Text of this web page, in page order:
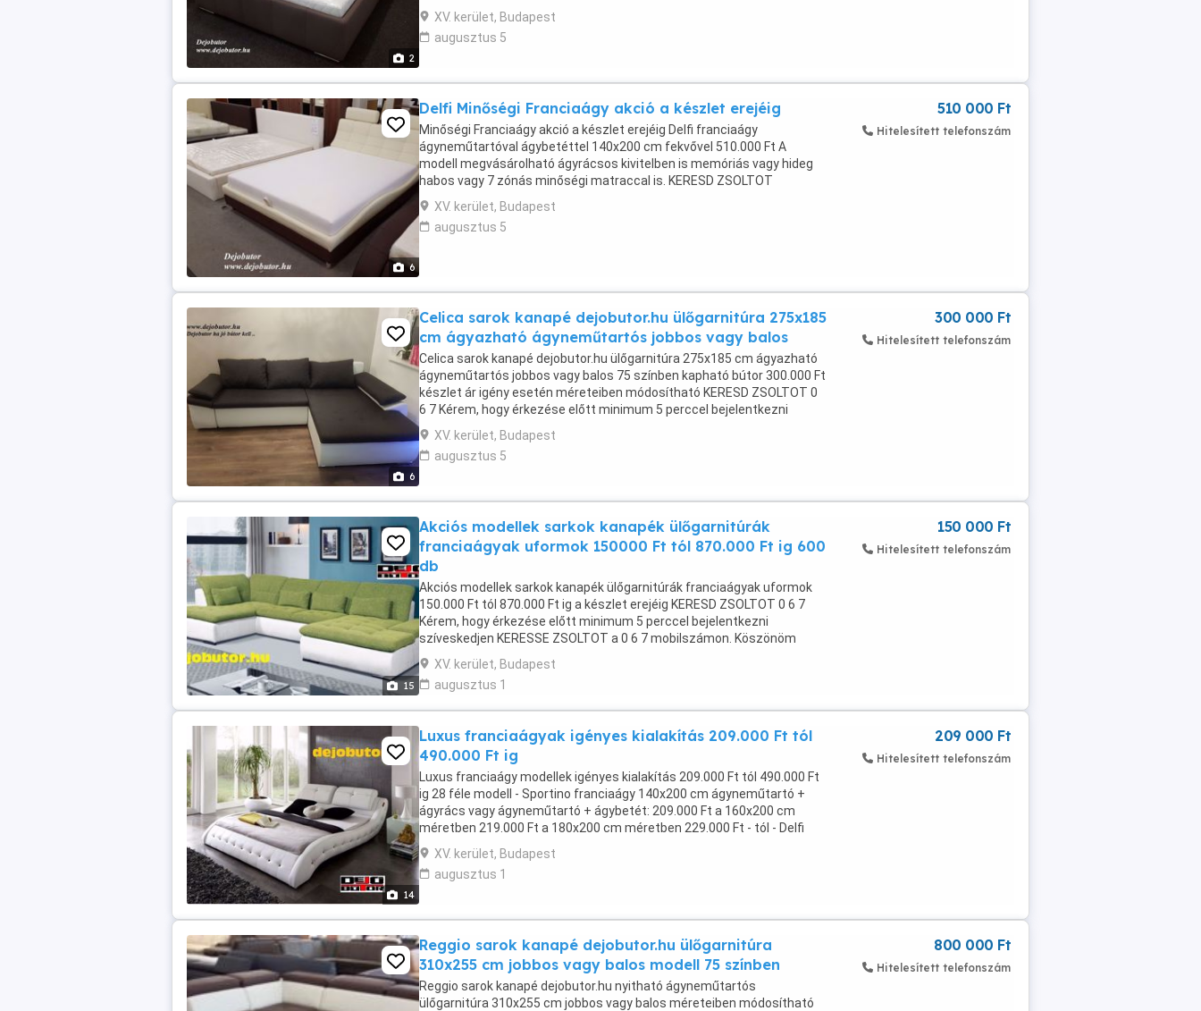
2
előtt minimum 5 perccel bejelentkezni szíveskedjen ...
XV. kerület, Budapest
augusztus 5
6
Delfi Minőségi Franciaágy akció a készlet erejéig
Minőségi Franciaágy akció a készlet erejéig Delfi franciaágy
ágyneműtartóval ágybetéttel 140x200 cm fekvővel 510.000 Ft A
modell megvásárolható ágyrácsos kivitelben is memóriás vagy hideg
habos vagy 7 zónás minőségi matraccal is. KERESD ZSOLTOT
06703630447 Kérem, hogy érkezése előtt minimum ...
XV. kerület, Budapest
augusztus 5
510 000 Ft
Hitelesített telefonszám
6
Celica sarok kanapé dejobutor.hu ülőgarnitúra 275x185
cm ágyazható ágyneműtartós jobbos vagy balos
Celica sarok kanapé dejobutor.hu ülőgarnitúra 275x185 cm ágyazható
ágyneműtartós jobbos vagy balos 75 színben kapható bútor 300.000 Ft
készlet ár igény esetén méreteiben módosítható KERESD ZSOLTOT 0
6 7 Kérem, hogy érkezése előtt minimum 5 perccel bejelentkezni
szíveskedjen KERESSE ZSOLTOT ...
XV. kerület, Budapest
augusztus 5
300 000 Ft
Hitelesített telefonszám
15
Akciós modellek sarkok kanapék ülőgarnitúrák
franciaágyak uformok 150000 Ft tól 870.000 Ft ig 600
db
Akciós modellek sarkok kanapék ülőgarnitúrák franciaágyak uformok
150.000 Ft tól 870.000 Ft ig a készlet erejéig KERESD ZSOLTOT 0 6 7
Kérem, hogy érkezése előtt minimum 5 perccel bejelentkezni
szíveskedjen KERESSE ZSOLTOT a 0 6 7 mobilszámon. Köszönöm
Nagy - Kiskereskedelmünkben 4000 m2-en ...
XV. kerület, Budapest
augusztus 1
150 000 Ft
Hitelesített telefonszám
14
Luxus franciaágyak igényes kialakítás 209.000 Ft tól
490.000 Ft ig
Luxus franciaágy modellek igényes kialakítás 209.000 Ft tól 490.000 Ft
ig 28 féle modell - Sportino franciaágy 140x200 cm ágyneműtartó +
ágyrács vagy ágyneműtartó + ágybetét: 209.000 Ft a 160x200 cm
méretben 219.000 Ft a 180x200 cm méretben 229.000 Ft - tól - Delfi
franciaágy 160x200 cm ágyneműtartóval ...
XV. kerület, Budapest
augusztus 1
209 000 Ft
Hitelesített telefonszám
Reggio sarok kanapé dejobutor.hu ülőgarnitúra
310x255 cm jobbos vagy balos modell 75 színben
Reggio sarok kanapé dejobutor.hu nyitható ágyneműtartós
ülőgarnitúra 310x255 cm jobbos vagy balos méreteiben módosítható
800 000 Ft
Hitelesített telefonszám